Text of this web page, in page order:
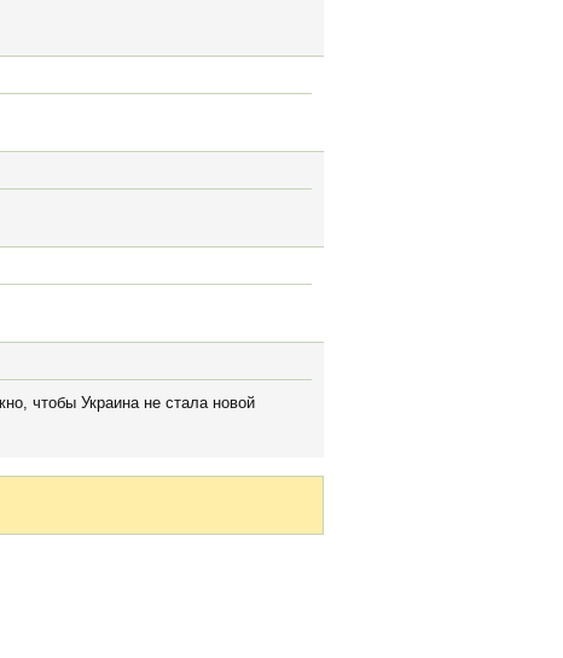
чтобы Украина не стала новой